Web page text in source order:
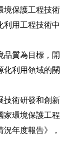
境保護工程技術
利用工程技術中
質為目標，開
化利用領域的關
術研發和創新
家環境保護工程
年度報告》，